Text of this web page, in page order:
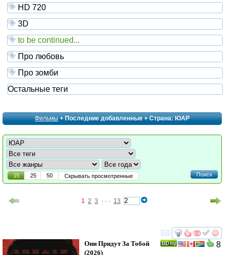
HD 720
3D
to be continued...
Про любовь
Про зомби
Остальные теги
Фильмы+ Последние добавленные + Страна: ЮАР
Поиск
15 25 50 Скрывать просмотренные
1 2 3 · · · 13
смотреть
8
Они Придут За Тобой
(2026)